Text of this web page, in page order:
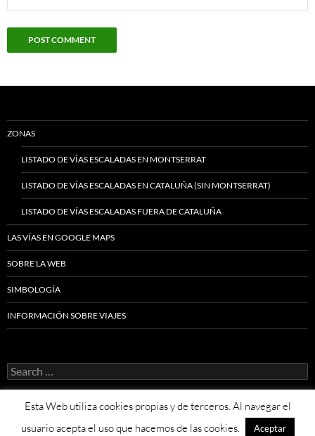
ZONAS
LISTADO DE VÍAS ESCALADAS EN MONTSERRAT
LISTADO DE VÍAS ESCALADAS EN CATALUÑA (SIN MONTSERRAT)
LISTADO DE VÍAS ESCALADAS FUERA DE CATALUÑA
LAS VÍAS EN GOOGLE MAPS
SOBRE LA WEB
SIMBOLOGÍA
INFORMACIÓN SOBRE VIAJES
Search
for:
Proudly powered by WordPress
Esta Web utiliza cookies propias y de terceros. Al navegar el
usuario acepta el uso que hacemos de las cookies.
Aceptar